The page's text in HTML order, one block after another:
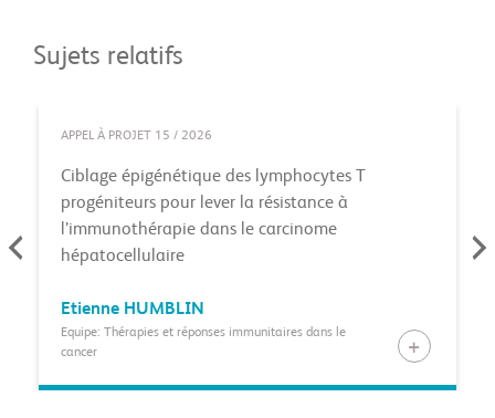
Sujets relatifs
APPEL À PROJET 15 / 2026
Ciblage épigénétique des lymphocytes T
progéniteurs pour lever la résistance à
l’immunothérapie dans le carcinome
hépatocellulaire
Etienne HUMBLIN
Equipe: Thérapies et réponses immunitaires dans le
cancer